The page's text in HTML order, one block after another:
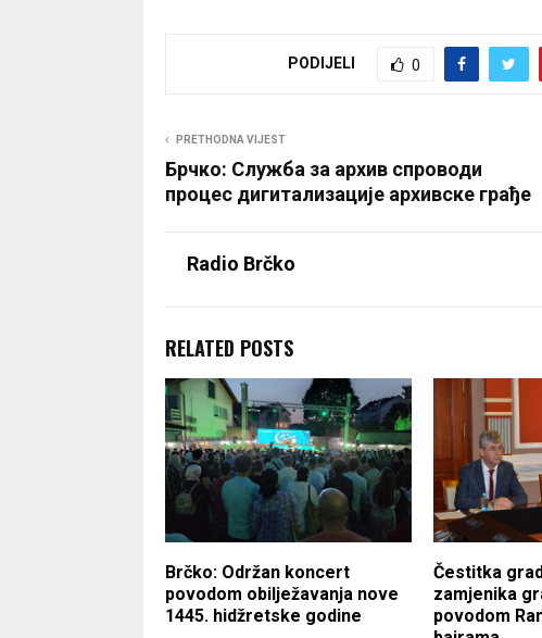
PODIJELI 0
PRETHODNA VIJEST
Брчко: Служба за архив спроводи
процес дигитализације архивске грађе
Radio Brčko
RELATED POSTS
Brčko: Održan koncert
povodom obilježavanja nove
1445. hidžretske godine
Čestitka
zamjenika
povodom